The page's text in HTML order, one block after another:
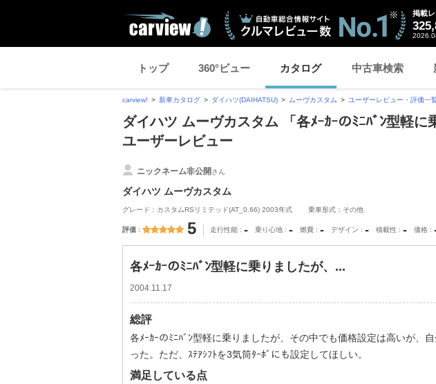
掲載
トップ 360°ビュー カタログ 中古車検索
carview! 新車カタログ ダイハツ(DAIHATSU) ムーヴカスタム ユーザーレビュー・評価一
ダイハツ ムーヴカスタム 「各ﾒｰｶｰのﾐﾆﾊﾞﾝ型軽
ユーザーレビュー
ニックネーム非公開さん
ダイハツ ムーヴカスタム
グレード：カスタムRSリミテッド(AT_0.66) 2003年式 乗車形式：その他
評価 5 走行性能 - 乗り心地 - 燃費 - デザイン - 積載性 - 価格
各ﾒｰｶｰのﾐﾆﾊﾞﾝ型軽に乗りましたが、...
2004.11.17
総評
各ﾒｰｶｰのﾐﾆﾊﾞﾝ型軽に乗りましたが、その中でも価格設定は高いが、
った。ただ、ｽﾃｱｼﾌﾄを3気筒ﾀｰﾎﾞにも設定してほしい。
満足している点